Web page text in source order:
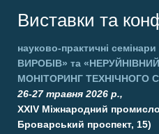
Виставки та
науково-практичні семінари
ВИРОБІВ» та
МОНІТОРИНГ ТЕХНІЧНОГО
26-27 травня 2026 р.,
XXIV Міжнародний
Броварський проспект, 15)